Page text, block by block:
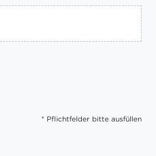
* Pflichtfelder bitte ausfüllen